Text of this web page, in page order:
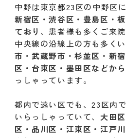
中野は東京都23区の中野区に
新宿区・渋谷区・豊島区・
ており 、患者様も多くご来
中央線の沿線上の方も多く
市・武蔵野市・杉並区・新
区・台東区・墨田区などか
っしゃっています。
都内で遠い区でも、23区内
いらっしゃっていて、大田
区・品川区・江東区・江戸